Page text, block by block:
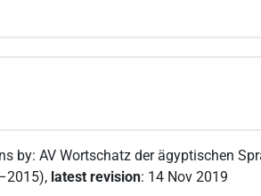
by:AV Wortschatz der ägyptischen
, latest revision: 14 Nov 2019